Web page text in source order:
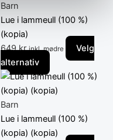
Barn
Lue i lammeull (100 %)
(kopia)
649kr inkl. mødre
Velg
alternativ
flere
varianter.
Alternativene
velges
på
Barn
Lue i lammeull (100 %)
(kopia) (kopia)
Dette
produktet
flere
varianter.